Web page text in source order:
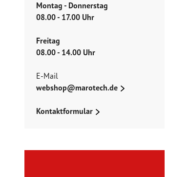
Montag - Donnerstag
08.00 - 17.00 Uhr
Freitag
08.00 - 14.00 Uhr
E-Mail
webshop@marotech.de
Kontaktformular